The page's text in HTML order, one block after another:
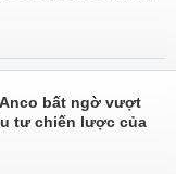
bất ngờ vượt
tư chiến lược của